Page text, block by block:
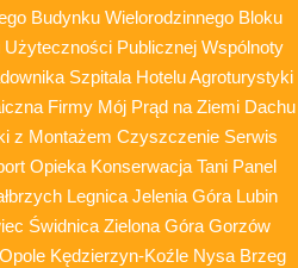
Budynku Wielorodzinnego Bloku
Publicznej Wspólnoty
Szpitala Hotelu Agroturystyki
Firmy Mój Prąd na Ziemi Dachu
z Montażem Czyszczenie Serwis
Opieka Konserwacja Tani Panel
Legnica Jelenia Góra Lubin
Świdnica Zielona Góra Gorzów
Kędzierzyn-Koźle Nysa Brzeg